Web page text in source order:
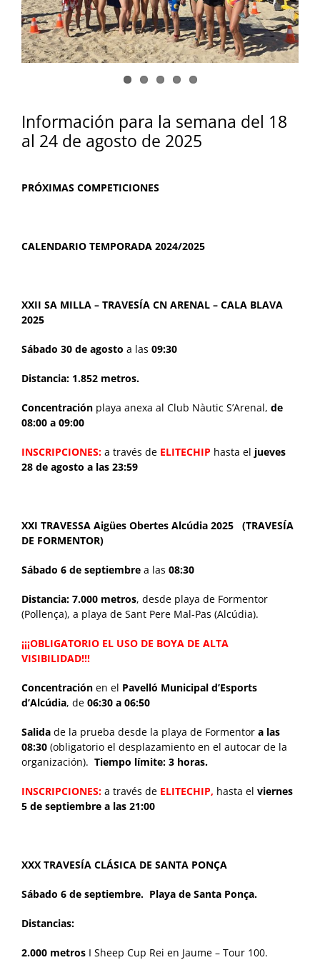
Información para la semana del 18
al 24 de agosto de 2025
PRÓXIMAS COMPETICIONES
CALENDARIO TEMPORADA 2024/2025
XXII SA MILLA – TRAVESÍA CN ARENAL – CALA BLAVA
2025
Sábado 30 de agosto a las 09:30
Distancia: 1.852 metros.
Concentración playa anexa al Club Nàutic S’Arenal, de
08:00 a 09:00
INSCRIPCIONES: a través de ELITECHIP hasta el jueves
28 de agosto a las 23:59
XXI TRAVESSA Aigües Obertes Alcúdia 2025 (TRAVESÍA
DE FORMENTOR)
Sábado 6 de septiembre a las 08:30
Distancia: 7.000 metros, desde playa de Formentor
(Pollença), a playa de Sant Pere Mal-Pas (Alcúdia).
¡¡¡OBLIGATORIO EL USO DE BOYA DE ALTA
VISIBILIDAD!!!
Concentración en el Pavelló Municipal d’Esports
d’Alcúdia, de 06:30 a 06:50
Salida de la prueba desde la playa de Formentor a las
08:30 (obligatorio el desplazamiento en el autocar de la
organización). Tiempo límite: 3 horas.
INSCRIPCIONES: a través de ELITECHIP, hasta el viernes
5 de septiembre a las 21:00
XXX TRAVESÍA CLÁSICA DE SANTA PONÇA
Sábado 6 de septiembre. Playa de Santa Ponça.
Distancias:
2.000 metros I Sheep Cup Rei en Jaume – Tour 100.